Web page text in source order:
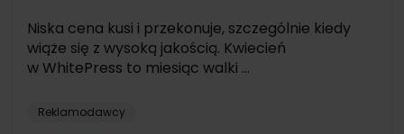
Niska cena kusi i przekonuje, szczególnie kiedy
wiąże się z wysoką jakością. Kwiecień
w WhitePress to miesiąc walki ...
Reklamodawcy